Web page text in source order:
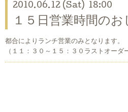
2010.06.12 (Sat) 18:00
１５日営業時間のお
都合によりランチ営業のみとなります。
（１１：３０～１５：３０ラストオー